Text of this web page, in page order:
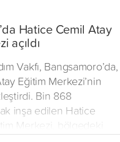
Hatice Cemil Atay
açıldı
Vakfı, Bangsamoro’da,
Eğitim Merkezi’nin
Bin 868
inşa edilen Hatice
Merkezi, bölgedeki